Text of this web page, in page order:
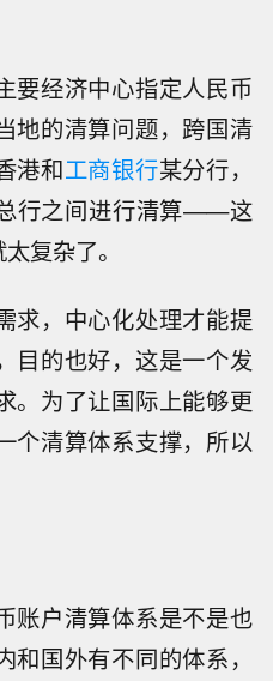
要经济中心指定人民币
地的清算问题，跨国清
港和工商银行某分行，
行之间进行清算——这
复杂了。
求，中心化处理才能提
目的也好，这是一个发
。为了让国际上能够更
个清算体系支撑，所以
账户清算体系是不是也
国外有不同的体系，